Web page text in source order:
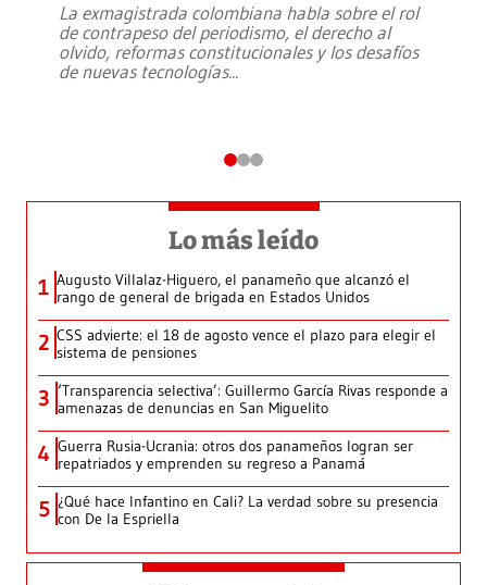
La exmagistrada colombiana habla sobre el rol
de contrapeso del periodismo, el derecho al
olvido, reformas constitucionales y los desafíos
de nuevas tecnologías...
Lo más leído
1 Augusto Villalaz-Higuero, el panameño que alcanzó el
rango de general de brigada en Estados Unidos
2 CSS advierte: el 18 de agosto vence el plazo para elegir el
sistema de pensiones
3 ‘Transparencia selectiva’: Guillermo García Rivas responde a
amenazas de denuncias en San Miguelito
4 Guerra Rusia-Ucrania: otros dos panameños logran ser
repatriados y emprenden su regreso a Panamá
5 ¿Qué hace Infantino en Cali? La verdad sobre su presencia
con De la Espriella